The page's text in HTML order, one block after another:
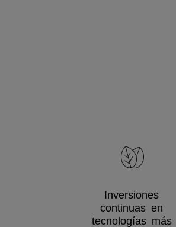
Inversiones
continuas en
tecnologías más